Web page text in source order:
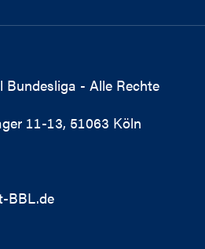
- Alle Rechte
11-13, 51063 Köln
BBL.de